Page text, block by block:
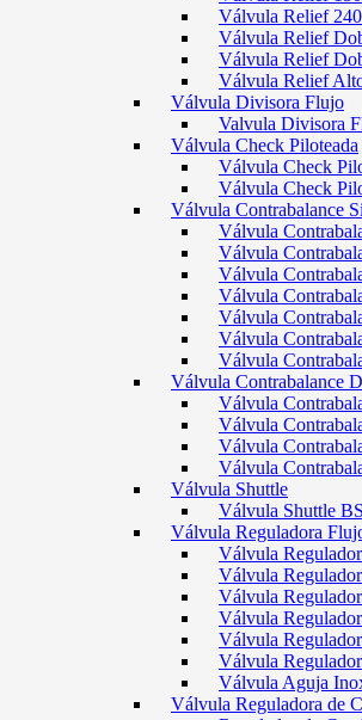
Válvula Relief
Válvula Relief
Válvula Relief
Válvula Relief
Válvula Divisora Flujo
Valvula Divisora
Válvula Check Piloteada
Válvula Check
Válvula Check
Válvula Contrabalance
Válvula
Válvula
Válvula
Válvula
Válvula
Válvula
Válvula
Válvula Contrabalance
Válvula
Válvula
Válvula
Válvula
Válvula Shuttle
Válvula Shuttle
Válvula Reguladora
Válvula
Válvula
Válvula
Válvula
Válvula
Válvula
Válvula Aguja
Válvula Reguladora de